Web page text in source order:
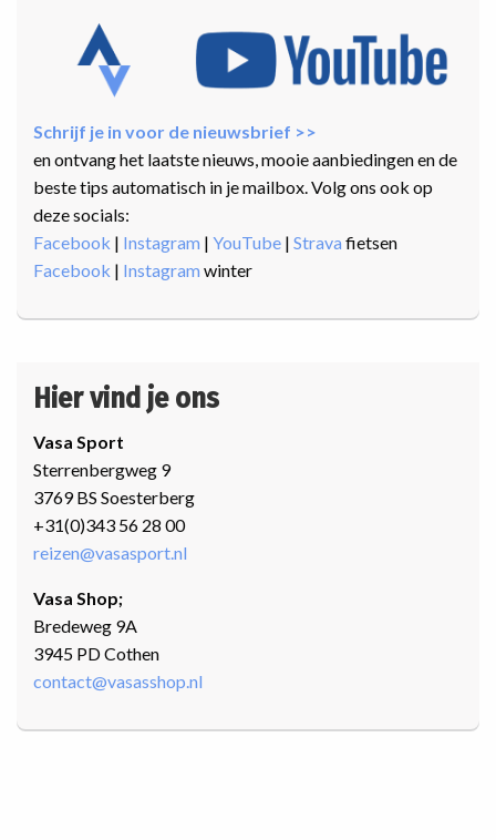
Schrijf je in voor de nieuwsbrief >>
en ontvang het laatste nieuws, mooie aanbiedingen en de
beste tips automatisch in je mailbox. Volg ons ook op
deze socials:
Facebook | Instagram | YouTube | Strava fietsen
Facebook | Instagram winter
Hier vind je ons
Vasa Sport
Sterrenbergweg 9
3769 BS Soesterberg
+31(0)343 56 28 00
reizen@vasasport.nl
Vasa Shop;
Bredeweg 9A
3945 PD Cothen
contact@vasasshop.nl